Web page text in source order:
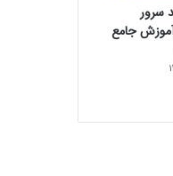
سرور
جامع